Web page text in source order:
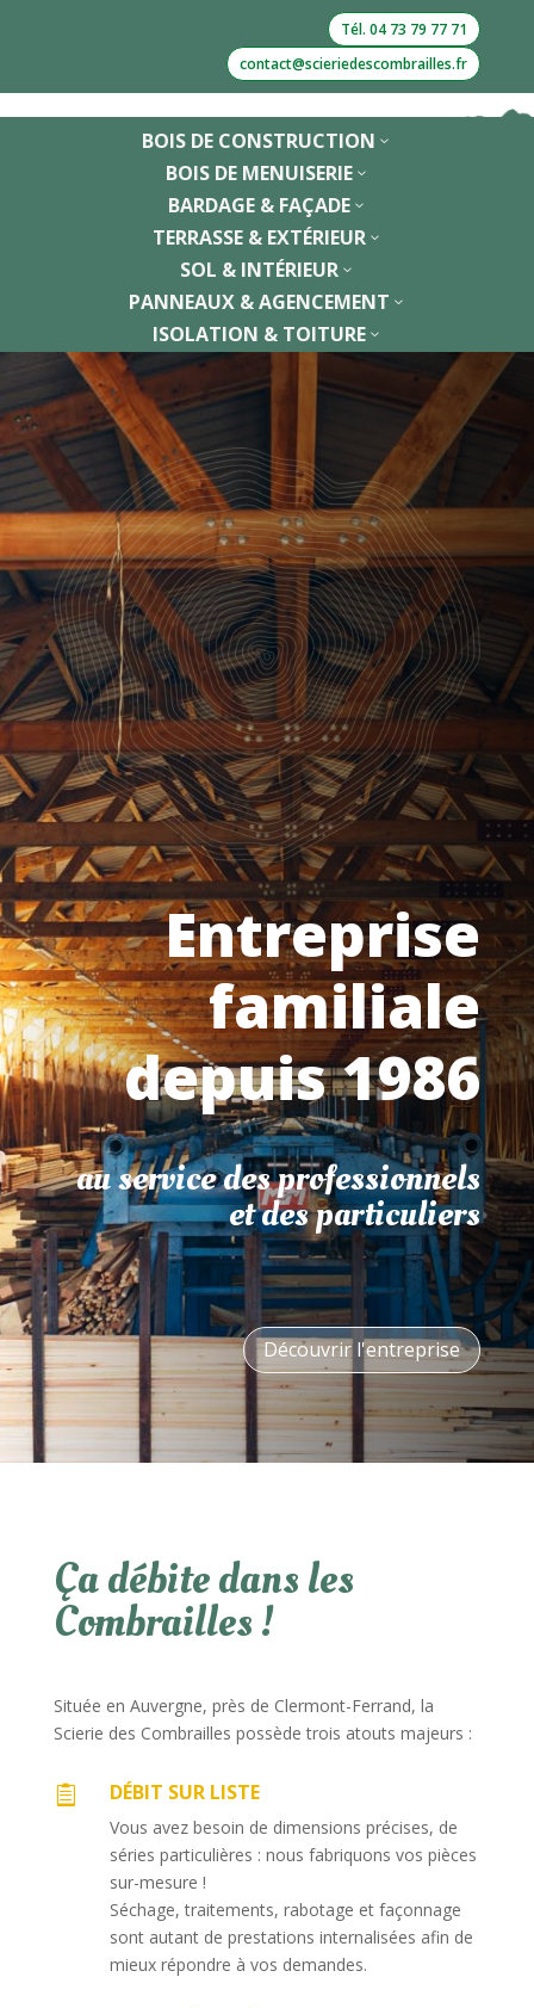
Tél. 04 73 79 77 71
contact@scieriedescombrailles.fr
3
BOIS DE CONSTRUCTION
3
BOIS DE MENUISERIE
3
BARDAGE & FAÇADE
3
TERRASSE & EXTÉRIEUR
3
SOL & INTÉRIEUR
3
PANNEAUX & AGENCEMENT
3
ISOLATION & TOITURE
Entreprise
familiale
depuis 1986
au service des professionnels
et des particuliers
Découvrir l'entreprise
Ça débite dans les
Combrailles !
Située en Auvergne, près de Clermont-Ferrand, la
Scierie des Combrailles possède trois atouts majeurs :
 DÉBIT SUR LISTE
Vous avez besoin de dimensions précises, de
séries particulières : nous fabriquons vos pièces
sur-mesure !
Séchage, traitements, rabotage et façonnage
sont autant de prestations internalisées afin de
mieux répondre à vos demandes.